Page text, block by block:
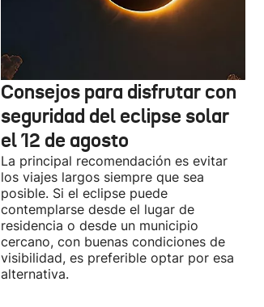
Consejos para disfrutar con
seguridad del eclipse solar
el 12 de agosto
La principal recomendación es evitar
los viajes largos siempre que sea
posible. Si el eclipse puede
contemplarse desde el lugar de
residencia o desde un municipio
cercano, con buenas condiciones de
visibilidad, es preferible optar por esa
alternativa.